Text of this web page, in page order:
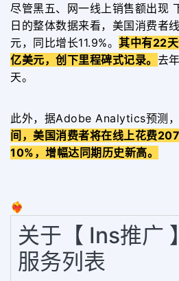
尽管黑五、网一线上销售额出现
日的整体数据来看，美国消费者
元，同比增长11.9%。 其中有22
亿美元，创下里程碑式记录。 去
天。
此外，据Adobe Analytics预测，
间，美国消费者将在线上花费
10%，增幅达同期历史新高。
❤️‍🔥
关于【 Ins推广
服务列表